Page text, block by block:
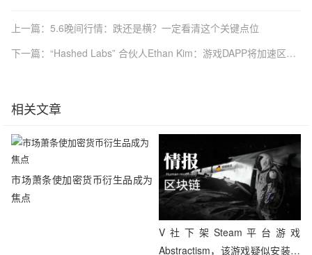
上一篇：5.6晚间行情：跌还是横？一定看清这个关键点位
下一篇：“Hashed Labs” 合伙人Ethan Kim：游戏DAPP将加速区块链普及程度
相关文章
市场萧条使加密货币衍生品成为
焦点
V社下架Steam平台游戏
Abstractism，该游戏疑似安装挖